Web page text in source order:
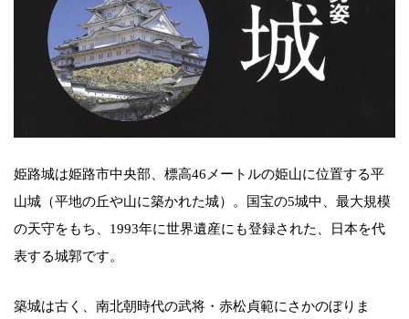
姫路城は姫路市中央部、標高46メートルの姫山に位置する平
山城（平地の丘や山に築かれた城）。国宝の5城中、最大規模
の天守をもち、1993年に世界遺産にも登録された、日本を代
表する城郭です。
築城は古く、南北朝時代の武将・赤松貞範にさかのぼりま